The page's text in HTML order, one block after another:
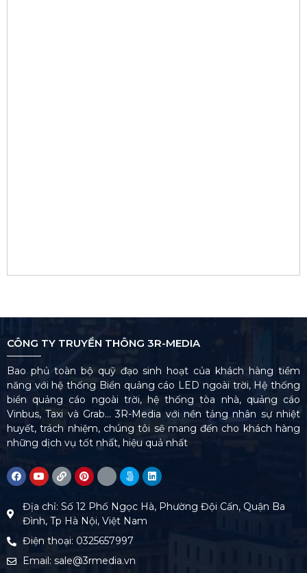
CÔNG TY TRUYỀN THÔNG 3R-MEDIA
Bao phủ toàn bộ quỹ đạo sinh hoạt của khách hàng tiềm
năng với hệ thống Biển quảng cáo LED ngoài trời, Hệ thống
biển quảng cáo ngoài trời, hệ thống tòa nhà, quảng cáo
Vinbus, Taxi và Grab… 3R-Media với nền tảng nhân sự nhiệt
huyết, trách nhiệm, chúng tôi sẽ mang đến cho khách hàng
những dịch vụ tốt nhất, hiệu quả nhất
Địa chỉ: Số 12 Phố Ngọc Hà, Phường Đội Cấn, Quận Ba
Đình, Tp Hà Nội, Việt Nam
Điện thoại: 0325657997
Email: sale@3rmedia.vn